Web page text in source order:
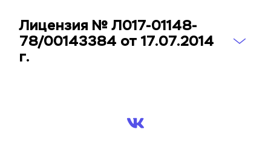
Лицензия № Л017-01148-
78/00143384 от 17.07.2014
г.